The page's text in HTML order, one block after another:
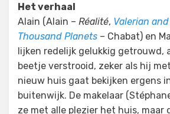
Het verhaal
Alain (Alain – Réalité, Valerian
Thousand Planets – Chabat) en
lijken redelijk gelukkig getrouwd,
beetje verstrooid, zeker als hij
nieuw huis gaat bekijken ergens
buitenwijk. De makelaar
ze met alle plezier het huis, maar